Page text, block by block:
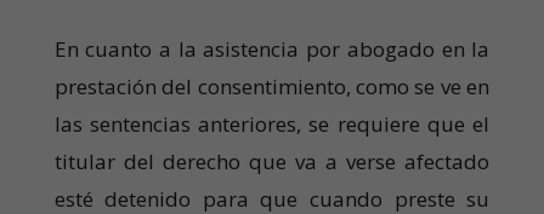
En cuanto a la asistencia por abogado en la
prestación del consentimiento, como se ve en
las sentencias anteriores, se requiere que el
titular del derecho que va a verse afectado
esté detenido para que cuando preste su